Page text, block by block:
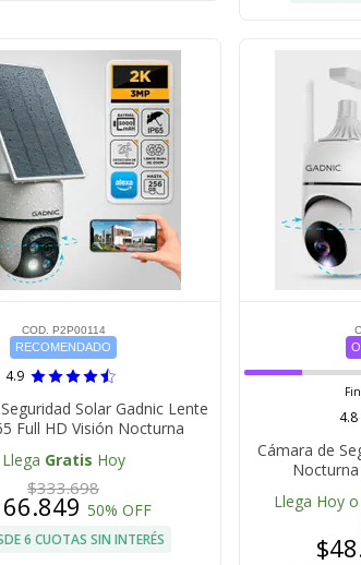
COD. P2P00114
RECOMENDADO
4.9
Solar Gadnic Lente
Full HD Visión Nocturna
Llega Gratis Hoy
$333.698
50% OFF
6 CUOTAS SIN INTERÉS
4.8
Cámara de
Llega Hoy o